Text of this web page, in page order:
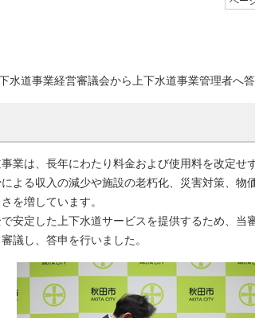
水道事業経営審議会から上下水道事業管理者へ
業は、長年にわたり料金および使用料を改定せ
よる収入の減少や施設の老朽化、災害対策、物
を増しています。
安定した上下水道サービスを提供するため、当
議し、答申を行いました。